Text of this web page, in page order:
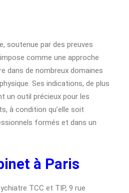
soutenue par des preuves
comme une approche
dans de nombreux domaines
Ses indications, de plus
un outil précieux pour les
à condition qu’elle soit
formés et dans un
à Paris
TCC et TIP, 9 rue